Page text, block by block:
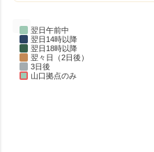
翌日午前中
翌日14時以降
翌日18時以降
翌々日（2日後）
3日後
山口拠点のみ